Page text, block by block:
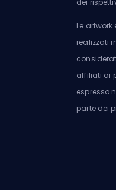
Le
realizzati
affiliati ai
espresso
parte dei